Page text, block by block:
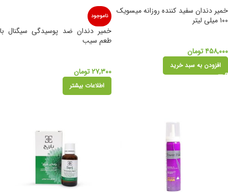
خمیر دندان سفید کننده روزانه میسویک
۱۰۰ میلی لیتر
۴۵۸,۰۰۰تومان
افزودن به سبد خرید
ناموجود
خمیر دندان ضد‌ پوسیدگی سیگنال با
طعم سیب
۲۷,۳۰۰تومان
اطلاعات بیشتر